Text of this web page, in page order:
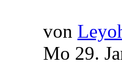
von
Mo 29.